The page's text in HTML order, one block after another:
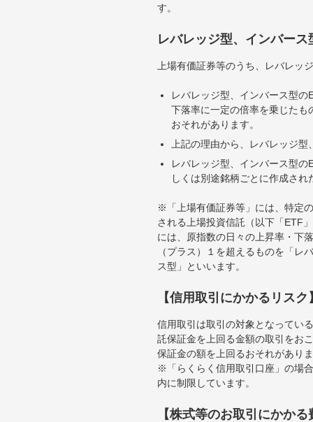
す。
レバレッジ型、インバー
上場有価証券等のうち、レバレ
レバレッジ型、インバース型
下落率に一定の倍率を乗じた
おそれがあります。
上記の理由から、レバレッジ
レバレッジ型、インバース型
しくは別途銘柄ごとに作成さ
※「上場有価証券等」には、特定
される上場投資信託（以下「ETF
には、原指数の日々の上昇率・下
（プラス）１を超えるものを「
ス型」といいます。
【信用取引にかかるリスク
信用取引は取引の対象となってい
託保証金を上回る金額の取引をお
保証金の額を上回るおそれがあり
※「らくらく信用取引口座」の場
内に制限しています。
【株式等のお取引にかかる